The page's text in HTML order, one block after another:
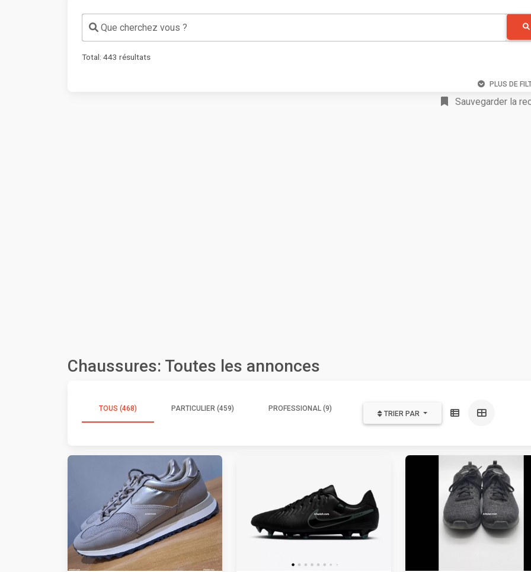
Que cherchez vous ?
Total: 443 résultats
PLUS DE
Sauvegarder la
Chaussures: Toutes les annonces
TOUS (468) PARTICULIER (459) PROFESSIONAL (9)
TRIER PAR